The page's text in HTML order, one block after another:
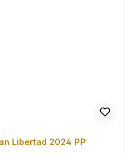
Libertad 2024 PP